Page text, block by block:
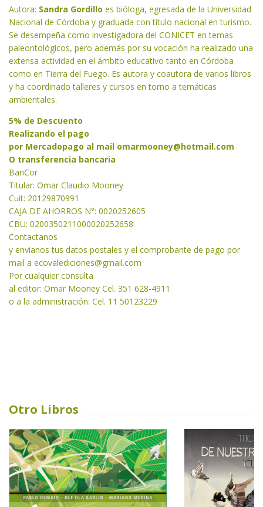
Autora: Sandra Gordillo es bióloga, egresada de la Universidad
Nacional de Córdoba y graduada con título nacional en turismo.
Se desempeña como investigadora del CONICET en temas
paleontológicos, pero además por su vocación ha realizado una
extensa actividad en el ámbito educativo tanto en Córdoba
como en Tierra del Fuego. Es autora y coautora de varios libros
y ha coordinado talleres y cursos en torno a temáticas
ambientales.
5% de Descuento
Realizando el pago
por Mercadopago al mail omarmooney@hotmail.com
O transferencia bancaria
BanCor
Titular: Omar Claudio Mooney
Cuit: 20129870991
CAJA DE AHORROS N°: 0020252605
CBU: 0200350211000020252658
Contactanos
y envianos tus datos postales y el comprobante de pago por
mail a ecovalediciones@gmail.com
Por cualquier consulta
al editor: Omar Mooney Cel. 351 628-4911
o a la administración: Cel. 11 50123229
Otro Libros